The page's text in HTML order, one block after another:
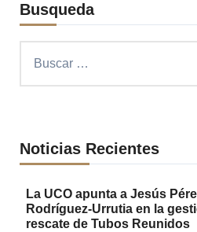
Busqueda
Noticias Recientes
La UCO apunta a Jesús
Rodríguez-Urrutia en la
rescate de Tubos Reunidos